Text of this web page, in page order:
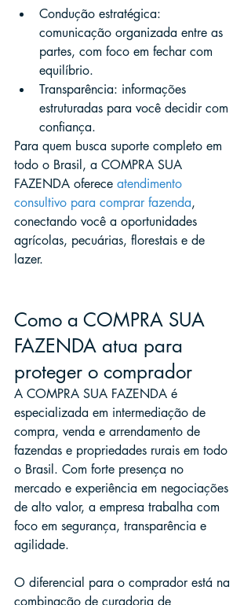
Condução estratégica:
comunicação organizada entre as
partes, com foco em fechar com
equilíbrio.
Transparência: informações
estruturadas para você decidir com
confiança.
Para quem busca suporte completo em
todo o Brasil, a COMPRA SUA
FAZENDA oferece atendimento
consultivo para comprar fazenda,
conectando você a oportunidades
agrícolas, pecuárias, florestais e de
lazer.
Como a COMPRA SUA
FAZENDA atua para
proteger o comprador
A COMPRA SUA FAZENDA é
especializada em intermediação de
compra, venda e arrendamento de
fazendas e propriedades rurais em todo
o Brasil. Com forte presença no
mercado e experiência em negociações
de alto valor, a empresa trabalha com
foco em segurança, transparência e
agilidade.
O diferencial para o comprador está na
combinação de curadoria de